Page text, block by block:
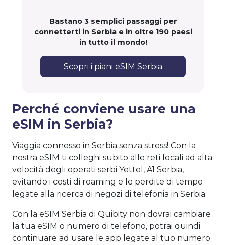
Bastano 3 semplici passaggi per
connetterti in Serbia e in oltre 190 paesi
in tutto il mondo!
Scopri i piani eSIM Serbia
Perché conviene usare una
eSIM in Serbia?
Viaggia connesso in Serbia senza stress! Con la
nostra eSIM ti colleghi subito alle reti locali ad alta
velocità degli operati serbi Yettel, A1 Serbia,
evitando i costi di roaming e le perdite di tempo
legate alla ricerca di negozi di telefonia in Serbia.
Con la eSIM Serbia di Quibity non dovrai cambiare
la tua eSIM o numero di telefono, potrai quindi
continuare ad usare le app legate al tuo numero